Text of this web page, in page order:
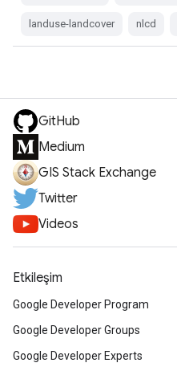
landuse-landcover nlcd
GitHub
Medium
GIS Stack Exchange
Twitter
Videos
Etkileşim
Google Developer Program
Google Developer Groups
Google Developer Experts